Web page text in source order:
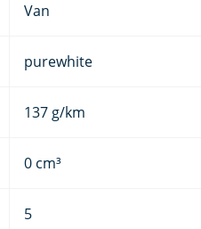
Van
purewhite
137 g/km
0 cm³
5